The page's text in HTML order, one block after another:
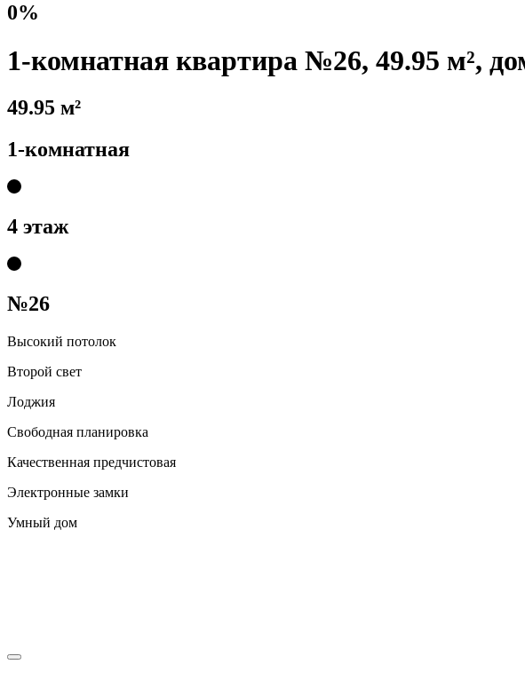
0%
1-комнатная квартира №26, 49.95 м²,
49.95 м²
1-комнатная
4 этаж
№26
Высокий потолок
Второй свет
Лоджия
Свободная планировка
Качественная предчистовая
Электронные замки
Умный дом